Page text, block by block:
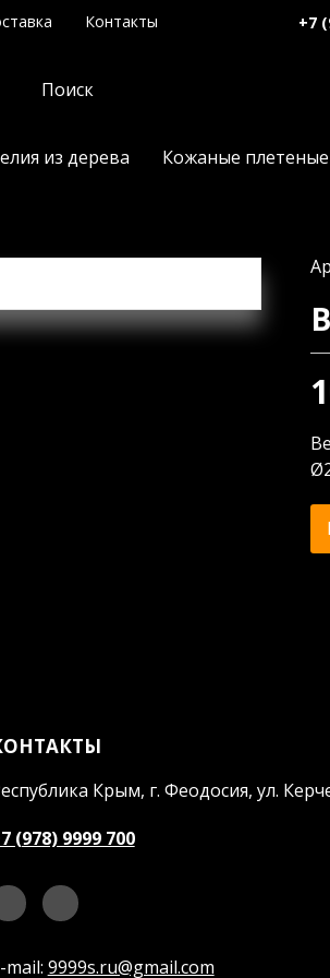
Контакты +7
из дерева Кожаные
Крым, г. Феодосия, ул.
(978) 9999 700
mail: 9999s.ru@gmail.com